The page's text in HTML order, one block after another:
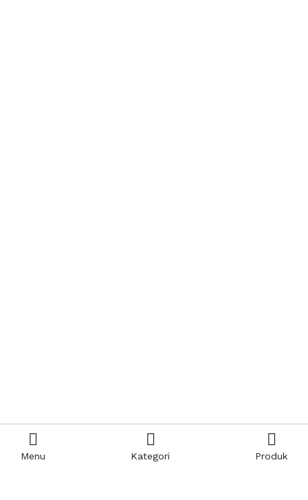
Menu Kategori Produk